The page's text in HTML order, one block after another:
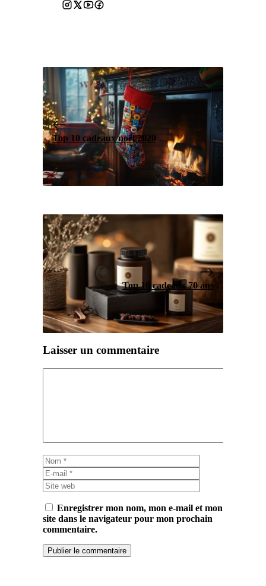
Top 10 cadeaux noël 2020
Top 10 cadeaux 70 ans
Laisser un commentaire
Nom
mail
web
Enregistrer mon nom, mon e-mail et mon
site dans le navigateur pour mon prochain
commentaire.